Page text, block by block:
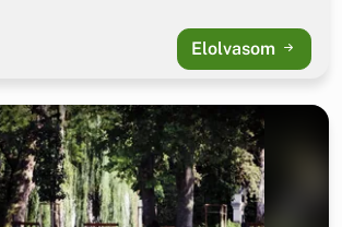
Elolvasom